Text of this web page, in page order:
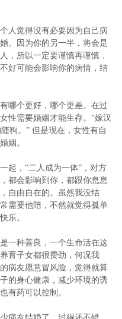
人觉得没有必要因为自己病
。因为你的另一半，将会是
，所以一定要谨慎再谨慎，
好可能会影响你的病情，结
哪个更好，哪个更差。在过
性需要婚姻才能生存。“嫁汉
狗。” 但是现在，女性有自
姻。
起，“二人成为一体”，对方
都会影响到你，都跟你息息
自由自在的。虽然我没结
需要他陪，不然就觉得孤单
乐。
一种善良，一个生命活在这
育子女都很费劲，何况我
病友愿意冒风险，觉得就算
的身心健康，减少环境的诱
有药可以控制。